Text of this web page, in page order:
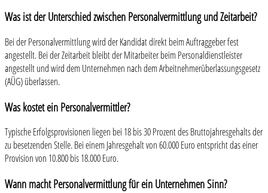
Was ist der Unterschied zwischen Personalvermittlung und Zeitarbeit?
Bei der Personalvermittlung wird der Kandidat direkt beim Auftraggeber fest
angestellt. Bei der Zeitarbeit bleibt der Mitarbeiter beim Personaldienstleister
angestellt und wird dem Unternehmen nach dem Arbeitnehmerüberlassungsgesetz
(AÜG) überlassen.
Was kostet ein Personalvermittler?
Typische Erfolgsprovisionen liegen bei 18 bis 30 Prozent des Bruttojahresgehalts der
zu besetzenden Stelle. Bei einem Jahresgehalt von 60.000 Euro entspricht das einer
Provision von 10.800 bis 18.000 Euro.
Wann macht Personalvermittlung für ein Unternehmen Sinn?